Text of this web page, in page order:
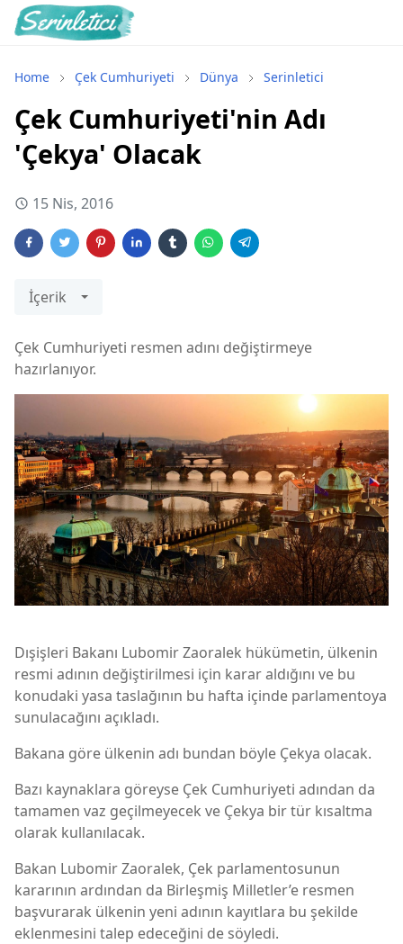
Home Çek Cumhuriyeti Dünya Serinletici
Çek Cumhuriyeti'nin Adı
'Çekya' Olacak
15 Nis, 2016
İçerik
Çek Cumhuriyeti resmen adını değiştirmeye
hazırlanıyor.
Dışişleri Bakanı Lubomir Zaoralek hükümetin, ülkenin
resmi adının değiştirilmesi için karar aldığını ve bu
konudaki yasa taslağının bu hafta içinde parlamentoya
sunulacağını açıkladı.
Bakana göre ülkenin adı bundan böyle Çekya olacak.
Bazı kaynaklara göreyse Çek Cumhuriyeti adından da
tamamen vaz geçilmeyecek ve Çekya bir tür kısaltma
olarak kullanılacak.
Bakan Lubomir Zaoralek, Çek parlamentosunun
kararının ardından da Birleşmiş Milletler’e resmen
başvurarak ülkenin yeni adının kayıtlara bu şekilde
eklenmesini talep edeceğini de söyledi.